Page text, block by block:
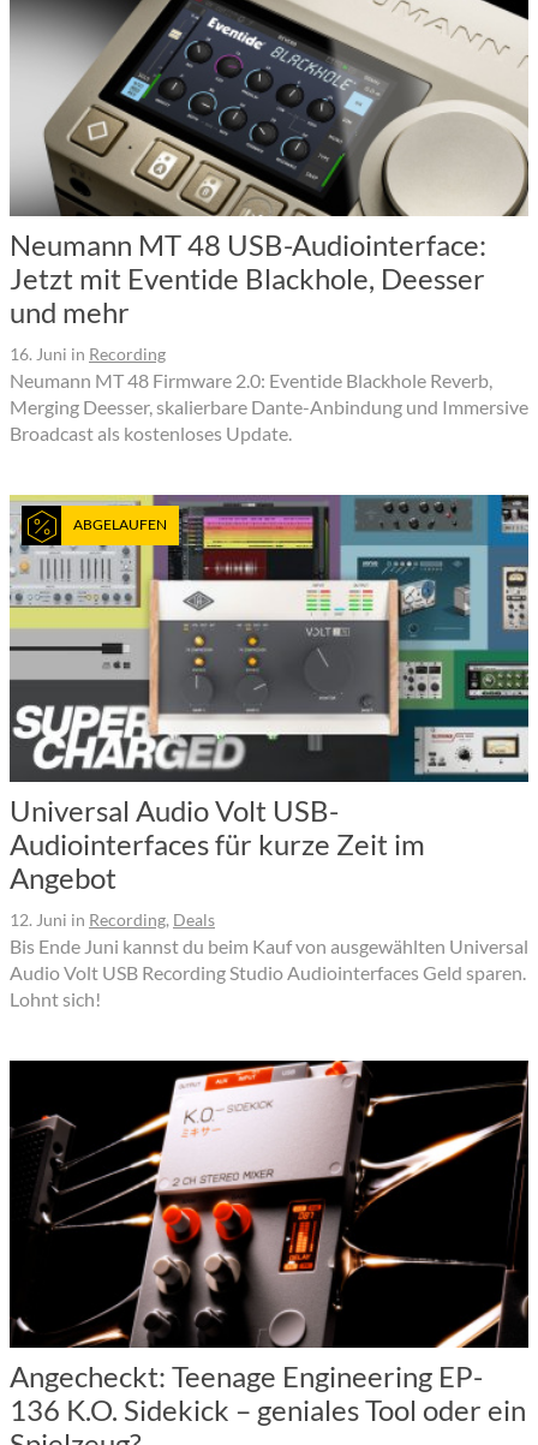
Neumann MT 48 USB-Audiointerface:
Jetzt mit Eventide Blackhole, Deesser
und mehr
16. Juni in Recording
Neumann MT 48 Firmware 2.0: Eventide Blackhole Reverb,
Merging Deesser, skalierbare Dante-Anbindung und Immersive
Broadcast als kostenloses Update.
ABGELAUFEN
Universal Audio Volt USB-
Audiointerfaces für kurze Zeit im
Angebot
12. Juni in Recording, Deals
Bis Ende Juni kannst du beim Kauf von ausgewählten Universal
Audio Volt USB Recording Studio Audiointerfaces Geld sparen.
Lohnt sich!
Angecheckt: Teenage Engineering EP-
136 K.O. Sidekick – geniales Tool oder ein